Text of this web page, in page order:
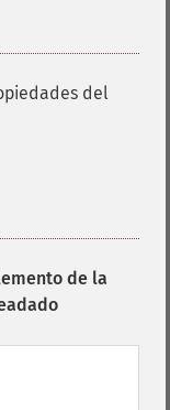
del
de la